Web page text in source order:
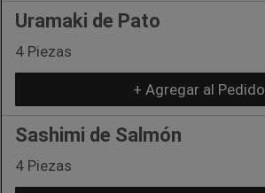
Uramaki de Pato
4 Piezas
+ Agregar al Pedido
Sashimi de Salmón
4 Piezas